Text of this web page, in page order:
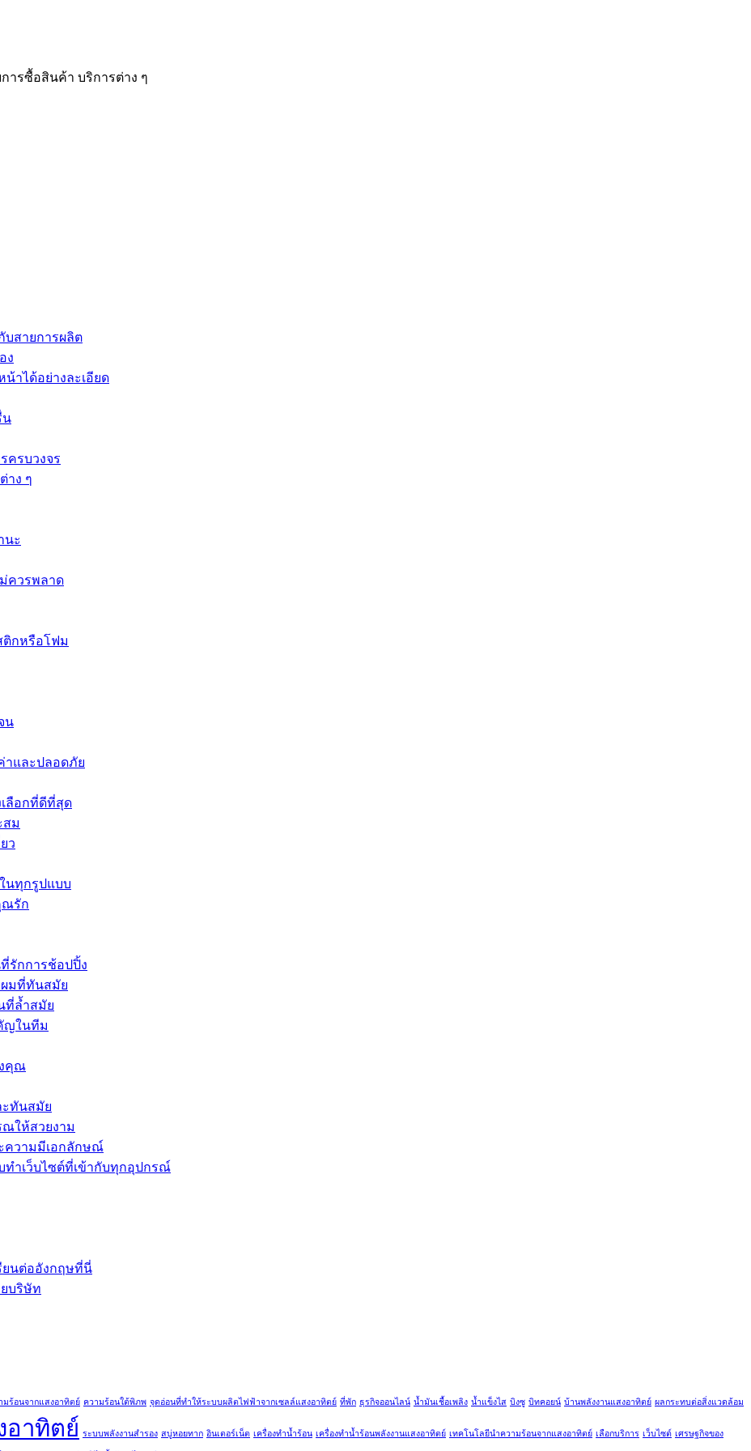
ารซื้อสินค้า บริการต่าง ๆ
บสายการผลิต
ง
าได้อย่างละเอียด
น
ครบวงจร
าง ๆ
นะ
ม่ควรพลาด
ติกหรือโฟม
น
าและปลอดภัย
เลือกที่ดีที่สุด
สม
ว
นทุกรูปแบบ
ณรัก
รักการช้อปปิ้ง
ผมที่ทันสมัย
ที่ล้ำสมัย
คัญในทีม
คุณ
ะทันสมัย
ให้สวยงาม
ความมีเอกลักษณ์
ทำเว็บไซต์ที่เข้ากับทุกอุปกรณ์
ยนต่ออังกฤษที่นี่
ยบริษัท
มร้อนจากแสงอาทิตย์ ความร้อนใต้พิภพ จุดอ่อนที่ทำให้ระบบผลิตไฟฟ้าจากเซลล์แสงอาทิตย์ ที่พัก ธุรกิจออนไลน์ น้ำมันเชื้อเพลิง น้ำแข็งไส บิงซู บิทคอยน์ บ้านพลังงานแสงอาทิตย์ ผลกระทบต่อสิ่งแวดล้อม
อาทิตย์ ระบบพลังงานสำรอง สบู่หอยทาก อินเตอร์เน็ต เครื่องทำน้ำร้อน เครื่องทำน้ำร้อนพลังงานแสงอาทิตย์ เทคโนโลยีนำความร้อนจากแสงอาทิตย์ เลือกบริการ เว็บไซต์ เศรษฐกิจของ